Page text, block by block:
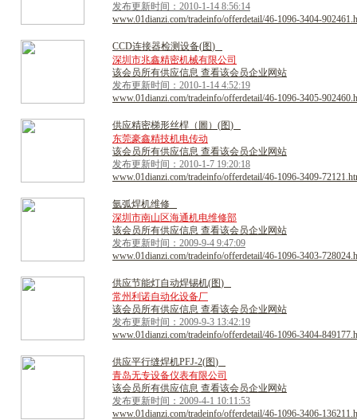
发布更新时间：2010-1-14 8:56:14
www.01dianzi.com/tradeinfo/offerdetail/46-1096-3404-
CCD连接器检测设备(图)
深圳市兆鑫精密机械有限公司
该会员所有供应信息 查看该会员企业网站
发布更新时间：2010-1-14 4:52:19
www.01dianzi.com/tradeinfo/offerdetail/46-1096-3405-
供应精密梯形丝桿 （ 圖 ） (图)
东莞豪鑫精技机电传动
该会员所有供应信息 查看该会员企业网站
发布更新时间：2010-1-7 19:20:18
www.01dianzi.com/tradeinfo/offerdetail/46-1096-3409-
氩弧焊机维修
深圳市南山区海通机电维修部
该会员所有供应信息 查看该会员企业网站
发布更新时间：2009-9-4 9:47:09
www.01dianzi.com/tradeinfo/offerdetail/46-1096-3403-
供应节能灯自动焊锡机(图)
常州利诺自动化设备厂
该会员所有供应信息 查看该会员企业网站
发布更新时间：2009-9-3 13:42:19
www.01dianzi.com/tradeinfo/offerdetail/46-1096-3404-
供应平行缝焊机PFJ-2(图)
青岛无专设备仪表有限公司
该会员所有供应信息 查看该会员企业网站
发布更新时间：2009-4-1 10:11:53
www.01dianzi.com/tradeinfo/offerdetail/46-1096-3406-